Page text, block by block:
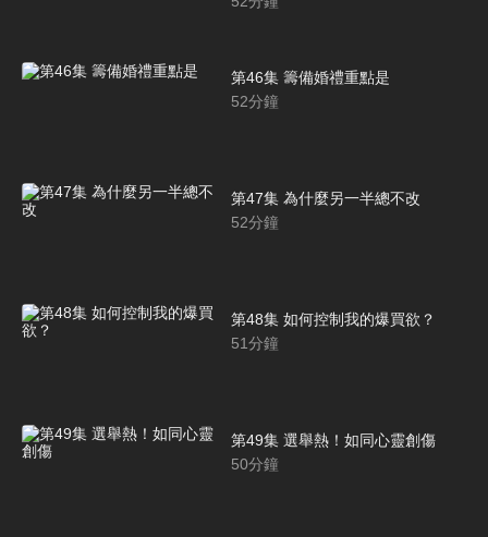
第46集 籌備婚禮重點是
52分鐘
第47集 為什麼另一半總不改
52分鐘
第48集 如何控制我的爆買欲？
51分鐘
第49集 選舉熱！如同心靈創傷
50分鐘